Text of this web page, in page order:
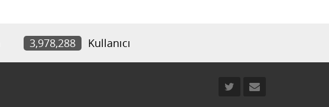
3,978,288 Kullanıcı